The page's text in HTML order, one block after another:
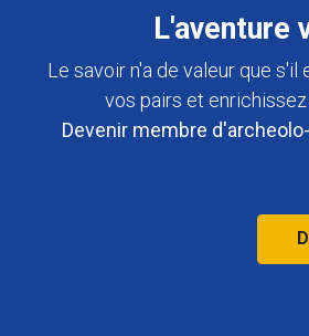
L'aventure
Le savoir n'a de valeur que s'il
vos pairs et
Devenir membre